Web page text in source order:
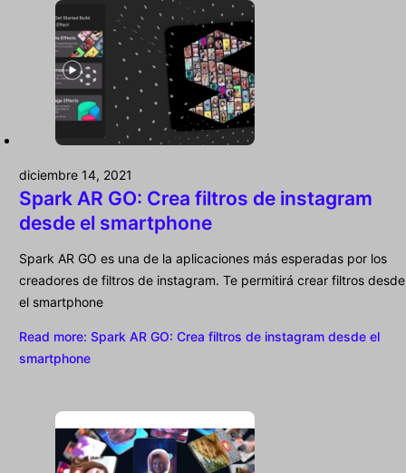
diciembre 14, 2021
Spark AR GO: Crea filtros de instagram
desde el smartphone
Spark AR GO es una de la aplicaciones más esperadas por los
creadores de filtros de instagram. Te permitirá crear filtros desde
el smartphone
Read more: Spark AR GO: Crea filtros de instagram desde el
smartphone